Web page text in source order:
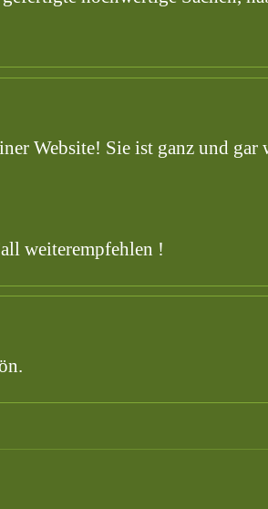
Website! Sie ist ganz und
weiterempfehlen !